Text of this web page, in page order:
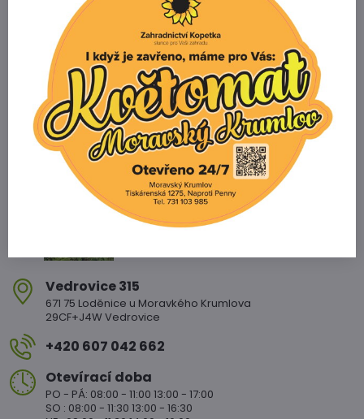
Prodejna
+420 607 042 662
Email
info@zahradnictvikopetka.cz
Zahradnictví Vedrovice
Vedrovice 315
671 75 Loděnice u Moravkého Krumlova
29CF+J4W Vedrovice
+420 607 042 662
Otevírací doba
PO - PÁ: 08:00 - 11:00 13:00 - 17:00
SO : 08:00 - 11:30 13:00 - 16:30